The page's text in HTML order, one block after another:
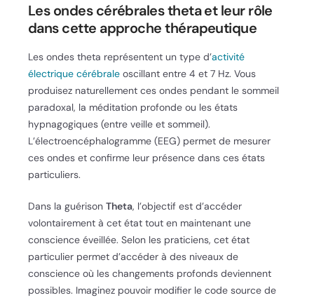
Les ondes cérébrales theta et leur rôle
dans cette approche thérapeutique
Les ondes theta représentent un type d’activité
électrique cérébrale oscillant entre 4 et 7 Hz. Vous
produisez naturellement ces ondes pendant le sommeil
paradoxal, la méditation profonde ou les états
hypnagogiques (entre veille et sommeil).
L’électroencéphalogramme (EEG) permet de mesurer
ces ondes et confirme leur présence dans ces états
particuliers.
Dans la guérison Theta, l’objectif est d’accéder
volontairement à cet état tout en maintenant une
conscience éveillée. Selon les praticiens, cet état
particulier permet d’accéder à des niveaux de
conscience où les changements profonds deviennent
possibles. Imaginez pouvoir modifier le code source de